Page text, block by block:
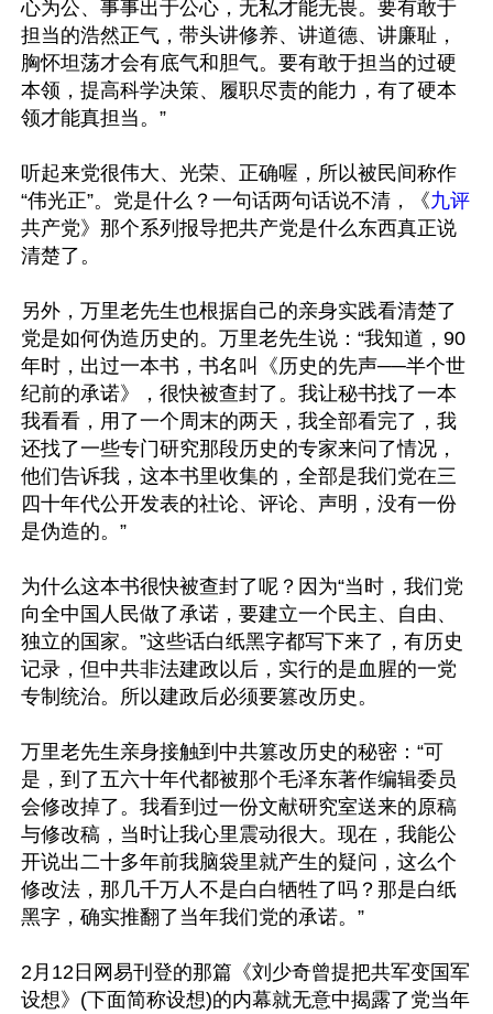
心为公、事事出于公心，无私才能无畏。要有敢于
担当的浩然正气，带头讲修养、讲道德、讲廉耻，
胸怀坦荡才会有底气和胆气。要有敢于担当的过硬
本领，提高科学决策、履职尽责的能力，有了硬本
领才能真担当。”
听起来党很伟大、光荣、正确喔，所以被民间称作
“伟光正”。党是什么？一句话两句话说不清，《九评
共产党》那个系列报导把共产党是什么东西真正说
清楚了。
另外，万里老先生也根据自己的亲身实践看清楚了
党是如何伪造历史的。万里老先生说：“我知道，90
年时，出过一本书，书名叫《历史的先声──半个世
纪前的承诺》，很快被查封了。我让秘书找了一本
我看看，用了一个周末的两天，我全部看完了，我
还找了一些专门研究那段历史的专家来问了情况，
他们告诉我，这本书里收集的，全部是我们党在三
四十年代公开发表的社论、评论、声明，没有一份
是伪造的。”
为什么这本书很快被查封了呢？因为“当时，我们党
向全中国人民做了承诺，要建立一个民主、自由、
独立的国家。”这些话白纸黑字都写下来了，有历史
记录，但中共非法建政以后，实行的是血腥的一党
专制统治。所以建政后必须要篡改历史。
万里老先生亲身接触到中共篡改历史的秘密：“可
是，到了五六十年代都被那个毛泽东著作编辑委员
会修改掉了。我看到过一份文献研究室送来的原稿
与修改稿，当时让我心里震动很大。现在，我能公
开说出二十多年前我脑袋里就产生的疑问，这么个
修改法，那几千万人不是白白牺牲了吗？那是白纸
黑字，确实推翻了当年我们党的承诺。”
2月12日网易刊登的那篇《刘少奇曾提把共军变国军
设想》(下面简称设想)的内幕就无意中揭露了党当年